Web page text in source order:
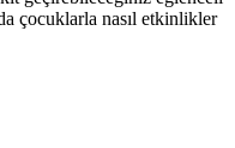
çocuklarla nasıl etkinlikler